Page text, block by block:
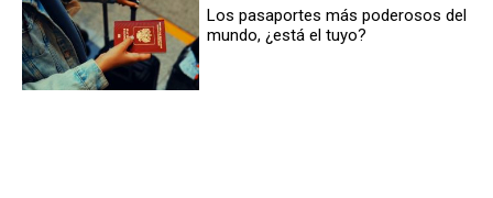
Los pasaportes más poderosos del
mundo, ¿está el tuyo?